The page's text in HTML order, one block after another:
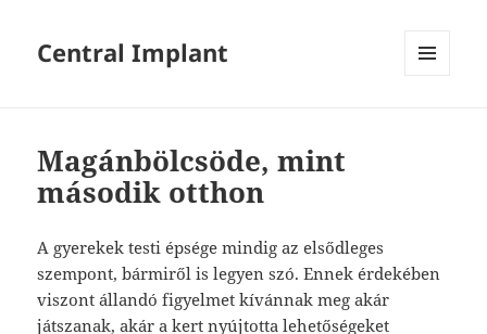
Central Implant
Magánbölcsöde, mint
második otthon
A gyerekek testi épsége mindig az elsődleges
szempont, bármiről is legyen szó. Ennek érdekében
viszont állandó figyelmet kívánnak meg akár
játszanak, akár a kert nyújtotta lehetőségeket